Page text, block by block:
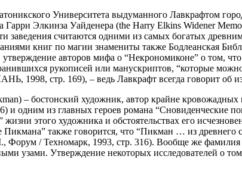
Университета выдуманного Лавкрафтом
Элкинза Уайденера (the Harry Elkins Widener
заведения считаются одними из самых богатых
книг по магии знамениты также Бодлеанская
авторов мифа о “Некрономиконе” о том,
рукописей или манускриптов, “которые
1998, стр. 169), – ведь Лавкрафт всегда говорит об
– бостонский художник, автор крайне кровожадных
одним из главных героев романа “Сновиденческие
этого художника и обстоятельствах его
также говорится, что “Пикман … из древнего
/ Техномарк, 1993, стр. 316). Вообще же фамилия
узами. Утверждение некоторых исследователей о